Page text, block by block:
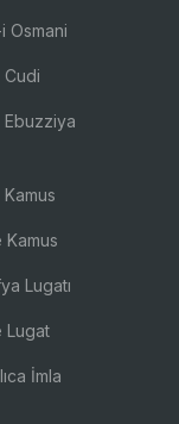
Osmani
Cudi
Ebuzziya
Kamus
Kamus
Lugatı
Lugat
İmla